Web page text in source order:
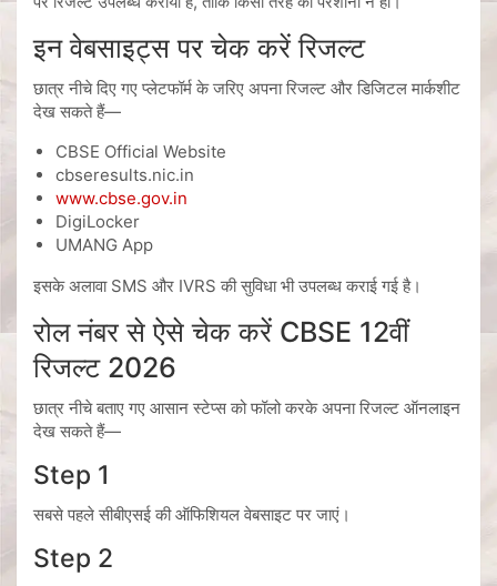
इन वेबसाइट्स पर चेक करें रिजल्ट
छात्र नीचे दिए गए प्लेटफॉर्म के जरिए अपना रिजल्ट और डिजिटल मार्कशीट
देख सकते हैं—
CBSE Official Website
cbseresults.nic.in
www.cbse.gov.in
DigiLocker
UMANG App
इसके अलावा SMS और IVRS की सुविधा भी उपलब्ध कराई गई है।
रोल नंबर से ऐसे चेक करें CBSE 12वीं
रिजल्ट 2026
छात्र नीचे बताए गए आसान स्टेप्स को फॉलो करके अपना रिजल्ट ऑनलाइन
देख सकते हैं—
Step 1
सबसे पहले सीबीएसई की ऑफिशियल वेबसाइट पर जाएं।
Step 2